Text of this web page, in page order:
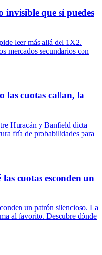
invisible que sí puedes
leer más allá del 1X2.
mercados secundarios con
las cuotas callan, la
Huracán y Banfield dicta
fría de probabilidades para
cuotas esconden un
un patrón silencioso. La
al favorito. Descubre dónde